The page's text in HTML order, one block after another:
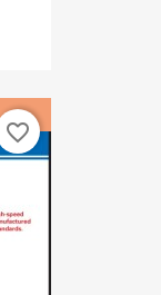
favorite_border